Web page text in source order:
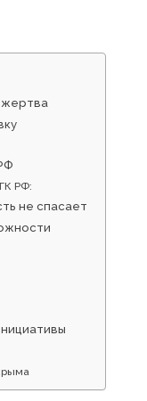
жертва
РФ:
не спасает